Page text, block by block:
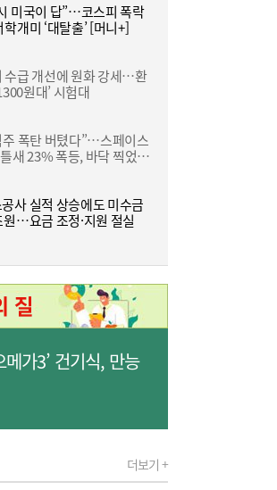
타전
, 한 달 만에 반등…5대 은
코스피 폭락에 서학개미
미국이 답”…코스피 폭락
학개미 ‘대탈출’ [머니+]
수급 개선에 원화 강세…환
원대’ 시험대
주 폭탄 버텼다”…스페이스
새 23% 폭등, 바닥 찍었나
사 실적 상승에도 미수금
원…요금 조정·지원 절실
메가3’ 건기식, 만능
더보기 +